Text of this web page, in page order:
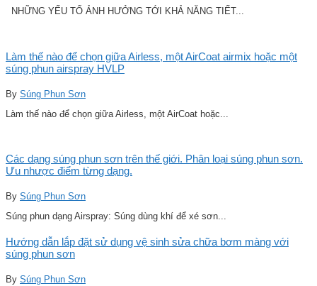
NHỮNG YẾU TỐ ẢNH HƯỞNG TỚI KHẢ NĂNG TIẾT...
Làm thế nào để chọn giữa Airless, một AirCoat airmix hoặc một
súng phun airspray HVLP
By Súng Phun Sơn
Làm thế nào để chọn giữa Airless, một AirCoat hoặc...
Các dạng súng phun sơn trên thế giới. Phân loại súng phun sơn.
Ưu nhược điểm từng dạng.
By Súng Phun Sơn
Súng phun dạng Airspray: Súng dùng khí để xé sơn...
Hướng dẫn lắp đặt sử dụng vệ sinh sửa chữa bơm màng với
súng phun sơn
By Súng Phun Sơn